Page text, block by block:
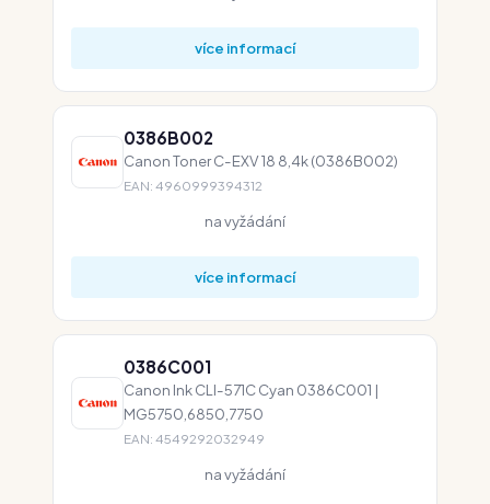
více informací
0386B002
Canon Toner C-EXV 18 8,4k (0386B002)
EAN: 4960999394312
na vyžádání
více informací
0386C001
Canon Ink CLI-571C Cyan 0386C001 |
MG5750,6850,7750
EAN: 4549292032949
na vyžádání